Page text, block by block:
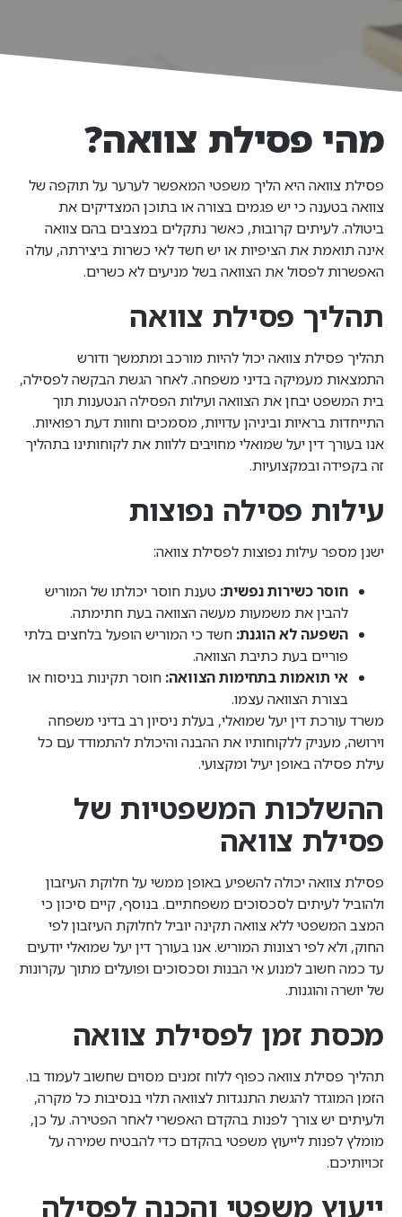
מהי פסילת צוואה?
פסילת צוואה היא הליך משפטי המאפשר לערער על תוקפה של
צוואה בטענה כי יש פגמים בצורה או בתוכן המצדיקים את
ביטולה. לעיתים קרובות, כאשר נתקלים במצבים בהם צוואה
אינה תואמת את הציפיות או יש חשד לאי כשרות ביצירתה, עולה
האפשרות לפסול את הצוואה בשל מניעים לא כשרים.
תהליך פסילת צוואה
תהליך פסילת צוואה יכול להיות מורכב ומתמשך ודורש
התמצאות מעמיקה בדיני משפחה. לאחר הגשת הבקשה לפסילה,
בית המשפט יבחן את הצוואה ועילות הפסילה הנטענות תוך
התייחדות בראיות וביניהן עדויות, מסמכים וחוות דעת רפואיות.
אנו בעורך דין יעל שמואלי מחויבים ללוות את לקוחותינו בתהליך
זה בקפידה ובמקצועיות.
עילות פסילה נפוצות
ישנן מספר עילות נפוצות לפסילת צוואה:
חוסר כשירות נפשית: טענת חוסר יכולתו של המוריש
להבין את משמעות מעשה הצוואה בעת חתימתה.
השפעה לא הוגנת: חשד כי המוריש הופעל בלחצים בלתי
פוריים בעת כתיבת הצוואה.
אי תואמות בתחימות הצוואה: חוסר תקינות בניסוח או
בצורת הצוואה עצמו.
משרד עורכת דין יעל שמואלי, בעלת ניסיון רב בדיני משפחה
וירושה, מעניק ללקוחותיו את ההבנה והיכולת להתמודד עם כל
עילת פסילה באופן יעיל ומקצועי.
ההשלכות המשפטיות של
פסילת צוואה
פסילת צוואה יכולה להשפיע באופן ממשי על חלוקת העיזבון
ולהוביל לעיתים לסכסוכים משפחתיים. בנוסף, קיים סיכון כי
המצב המשפטי ללא צוואה תקינה יוביל לחלוקת העיזבון לפי
החוק, ולא לפי רצונות המוריש. אנו בעורך דין יעל שמואלי יודעים
עד כמה חשוב למנוע אי הבנות וסכסוכים ופועלים מתוך עקרונות
של יושרה והוגנות.
מכסת זמן לפסילת צוואה
תהליך פסילת צוואה כפוף ללוח זמנים מסוים שחשוב לעמוד בו.
הזמן המוגדר להגשת התנגדות לצוואה תלוי בנסיבות כל מקרה,
ולעיתים יש צורך לפנות בהקדם האפשרי לאחר הפטירה. על כן,
מומלץ לפנות לייעוץ משפטי בהקדם כדי להבטיח שמירה על
זכויותיכם.
ייעוץ משפטי והכנה לפסילה